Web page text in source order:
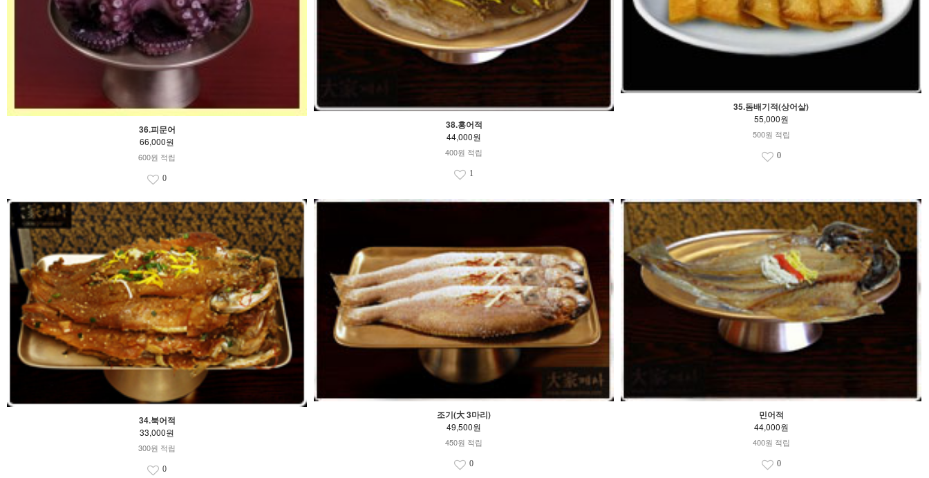
36.피문어
66,000원
600원 적립
0
38.홍어적
44,000원
400원 적립
1
35.돔배기적(상어살)
55,000원
500원 적립
0
34.북어적
33,000원
300원 적립
0
조기(大 3마리)
49,500원
450원 적립
0
민어적
44,000원
400원 적립
0